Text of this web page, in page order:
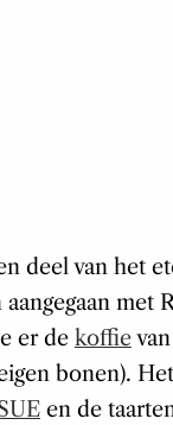
deel van het
met
er de koffievan
bonen).
en de